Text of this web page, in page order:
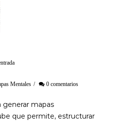
Mentales / 0 comentarios
generar mapas
que permite, estructurar